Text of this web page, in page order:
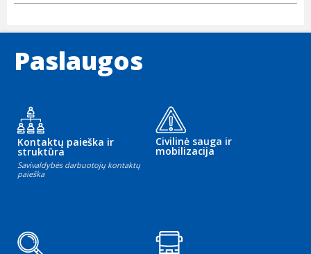
Paslaugos
Kontaktų paieška ir
struktūra
Savivaldybės darbuotojų kontaktų
paieška
Civilinė sauga ir
mobilizacija